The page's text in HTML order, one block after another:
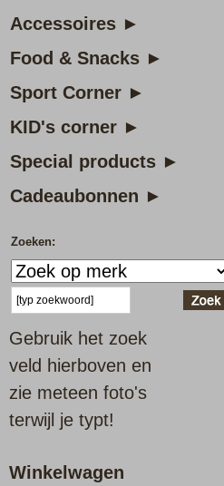
Accessoires ►
Food & Snacks ►
Sport Corner ►
KID's corner ►
Special products ►
Cadeaubonnen ►
Zoeken:
Gebruik het zoek
veld hierboven en
zie meteen foto's
terwijl je typt!
Winkelwagen